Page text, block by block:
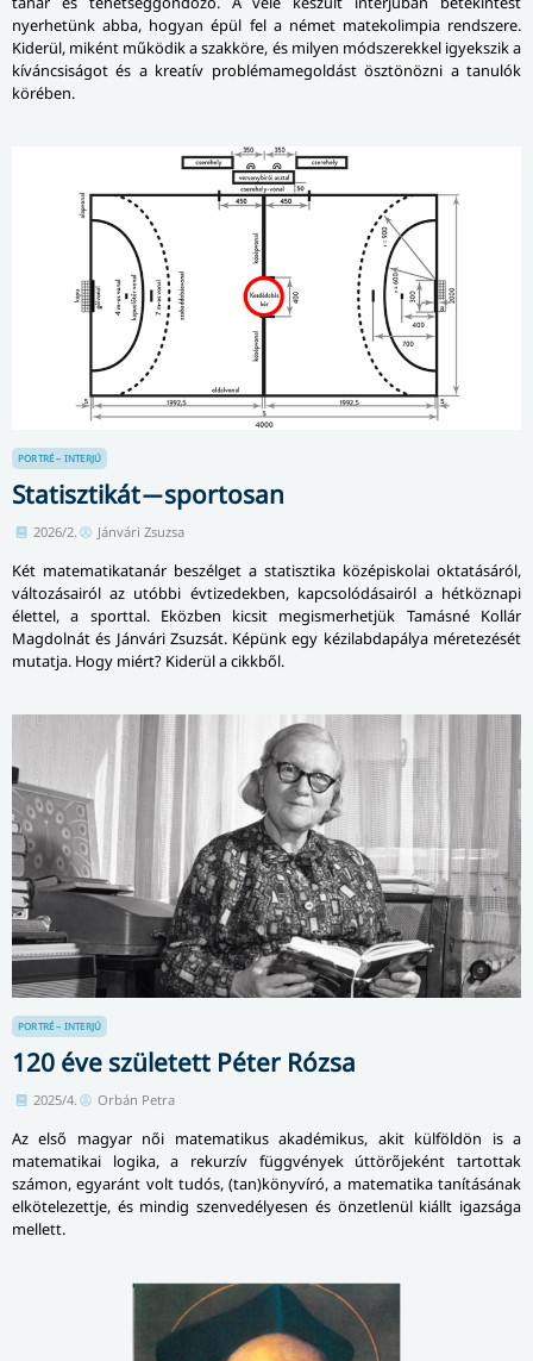
nyerhetünk abba, hogyan épül fel a német matekolimpia rendszere.
Kiderül, miként működik a szakköre, és milyen módszerekkel igyekszik a
kíváncsiságot és a kreatív problémamegoldást ösztönözni a tanulók
körében.
PORTRÉ – INTERJÚ
Statisztikát ̶ sportosan
2026/2. Jánvári Zsuzsa
Két matematikatanár beszélget a statisztika középiskolai oktatásáról,
változásairól az utóbbi évtizedekben, kapcsolódásairól a hétköznapi
élettel, a sporttal. Eközben kicsit megismerhetjük Tamásné Kollár
Magdolnát és Jánvári Zsuzsát. Képünk egy kézilabdapálya méretezését
mutatja. Hogy miért? Kiderül a cikkből.
PORTRÉ – INTERJÚ
120 éve született Péter Rózsa
2025/4. Orbán Petra
Az első magyar női matematikus akadémikus, akit külföldön is a
matematikai logika, a rekurzív függvények úttörőjeként tartottak
számon, egyaránt volt tudós, (tan)könyvíró, a matematika tanításának
elkötelezettje, és mindig szenvedélyesen és önzetlenül kiállt igazsága
mellett.